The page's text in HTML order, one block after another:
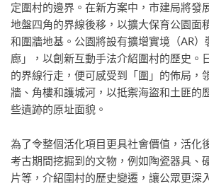
定圍村的邊界。在新方案中，市建局將發
地盤四角的界線後移，以擴大保育公園面
和圍牆地基。公園將設有擴增實境（AR）
廊」，以創新互動手法介紹圍村的歷史。
的界線行走，便可感受到「圍」的佈局，
牆、角樓和護城河，以抵禦海盜和土匪的
些遺跡的原址面貌。
為了令整個活化項目更具社會價值，活化
考古期間挖掘到的文物，例如陶瓷器具、
片等，介紹圍村的歷史變遷，讓公眾更深